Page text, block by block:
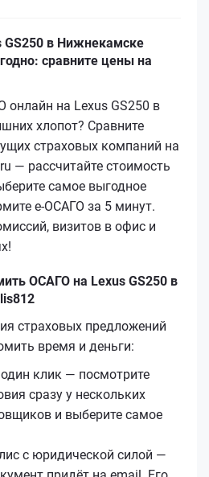
GS250 в Нижнекамске
сравните цены на
онлайн на Lexus GS250 в
хлопот? Сравните
страховых компаний на
— рассчитайте стоимость
самое выгодное
е‑ОСАГО за 5 минут.
визитов в офис и
ОСАГО на Lexus GS250 в
страховых предложений
время и деньги:
клик — посмотрите
сразу у нескольких
и выберите самое
с юридической силой —